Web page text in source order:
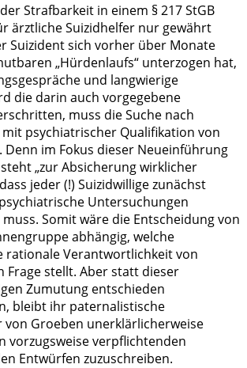
Strafbarkeit in einem § 217 StGB
ärztliche Suizidhelfer nur gewährt
Suizident sich vorher über Monate
„Hürdenlaufs“ unterzogen hat,
und langwierige
die darin auch vorgegebene
muss die Suche nach
psychiatrischer Qualifikation von
Denn im Fokus dieser Neueinführung
steht „zur Absicherung wirklicher
jeder (!) Suizidwillige zunächst
Untersuchungen
Somit wäre die Entscheidung von
abhängig, welche
rationale Verantwortlichkeit von
Frage stellt. Aber statt dieser
Zumutung entschieden
bleibt ihr paternalistische
von Groeben unerklärlicherweise
vorzugsweise verpflichtenden
Entwürfen zuzuschreiben.